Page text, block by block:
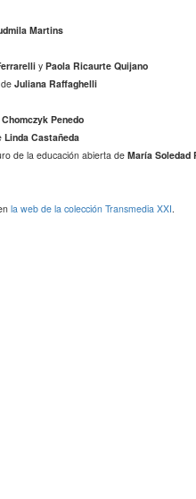
Martins
y Paola Ricaurte Quijano
Juliana Raffaghelli
Penedo
Linda Castañeda
de la educación abierta de María Soledad
la web de la colección Transmedia XXI.